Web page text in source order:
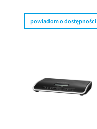
powiadom o dostępności